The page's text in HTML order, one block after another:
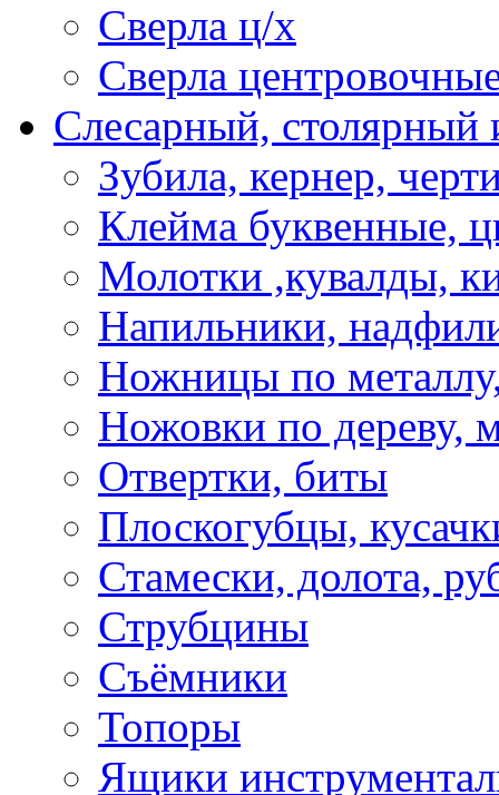
Сверла ц/х
Сверла
Слесарный, столярный
Зубила, кернер,
Клейма буквенные,
Молотки ,кувалды,
Напильники,
Ножницы по
Ножовки по дереву,
Отвертки, биты
Плоскогубцы,
Стамески, долота,
Струбцины
Съёмники
Топоры
Ящики